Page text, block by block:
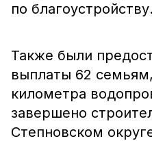
по благоустройству.
Также были
выплаты 62
километра
завершено
Степновском